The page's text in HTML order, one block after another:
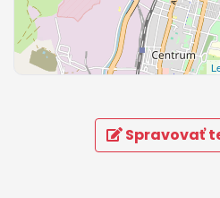
Spravovať